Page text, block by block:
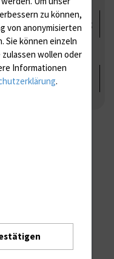
( Ca-Stoffwechsel /
/ Vitamine;
Immunologie
Amaleptika,
zu können,
von anonymisierten
Sie können einzeln
wollen oder
Informationen
.